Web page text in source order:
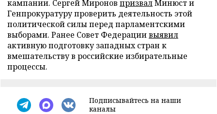
кампании. Сергей Миронов призвалМинюст и
Генпрокуратуру проверить деятельность этой
политической силы перед парламентскими
выборами. Ранее Совет Федерациивыявил
активную подготовку западных стран к
вмешательству в российские избирательные
процессы.
Подписывайтесь на наши
каналы